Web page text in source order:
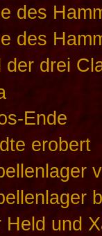
des
des
der drei
Ende
erobert
Held und